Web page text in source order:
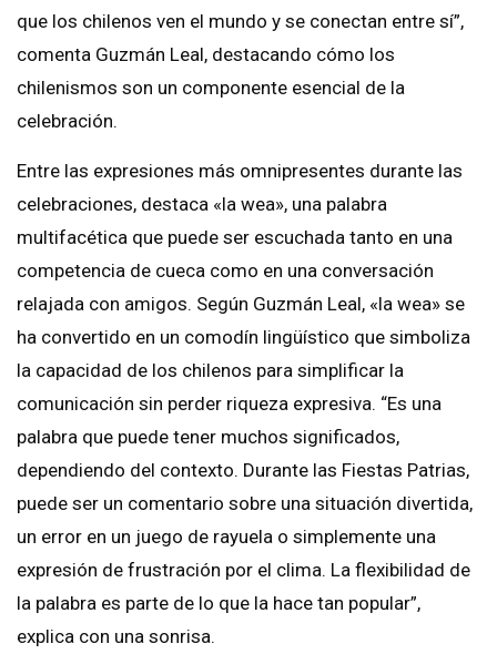
que los chilenos ven el mundo y se conectan entre sí”,
comenta Guzmán Leal, destacando cómo los
chilenismos son un componente esencial de la
celebración.
Entre las expresiones más omnipresentes durante las
celebraciones, destaca «la wea», una palabra
multifacética que puede ser escuchada tanto en una
competencia de cueca como en una conversación
relajada con amigos. Según Guzmán Leal, «la wea» se
ha convertido en un comodín lingüístico que simboliza
la capacidad de los chilenos para simplificar la
comunicación sin perder riqueza expresiva. “Es una
palabra que puede tener muchos significados,
dependiendo del contexto. Durante las Fiestas Patrias,
puede ser un comentario sobre una situación divertida,
un error en un juego de rayuela o simplemente una
expresión de frustración por el clima. La flexibilidad de
la palabra es parte de lo que la hace tan popular”,
explica con una sonrisa.